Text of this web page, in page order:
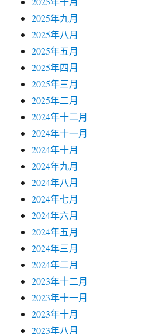
2025年九月
2025年八月
2025年五月
2025年四月
2025年三月
2025年二月
2024年十二月
2024年十一月
2024年十月
2024年九月
2024年八月
2024年七月
2024年六月
2024年五月
2024年三月
2024年二月
2023年十二月
2023年十一月
2023年十月
2023年八月